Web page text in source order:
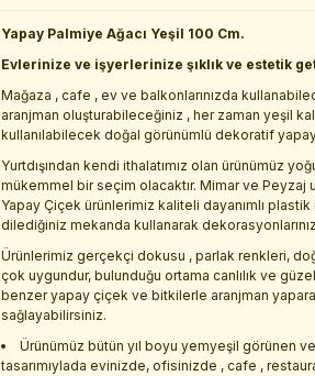
Yapay Palmiye Ağacı Yeşil 100 Cm.
Evlerinize ve işyerlerinize şıklık ve estetik
Mağaza , cafe , ev ve balkonlarınızda
aranjman oluşturabileceğiniz , her zaman yeşil
kullanılabilecek doğal görünümlü dekoratif
Yurtdışından kendi ithalatımız olan ürünümüz
mükemmel bir seçim olacaktır. Mimar ve Peyzaj
Yapay Çiçek ürünlerimiz kaliteli dayanımlı
dilediğiniz mekanda kullanarak
Ürünlerimiz gerçekçi dokusu , parlak renkleri,
çok uygundur, bulunduğu ortama canlılık ve
benzer yapay çiçek ve bitkilerle aranjman
sağlayabilirsiniz.
Ürünümüz bütün yıl boyu yemyeşil görünen
tasarımıylada evinizde, ofisinizde , cafe ,